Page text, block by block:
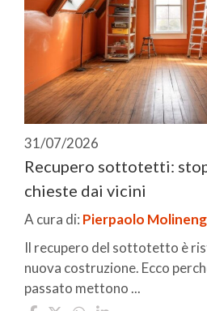
31/07/2026
Recupero sottotetti:
chieste dai vicini
A cura di: Pierpaolo
Il recupero del sottotetto è
nuova costruzione. Ecco
passato mettono ...